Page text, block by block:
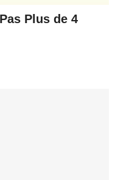
Plus de 4